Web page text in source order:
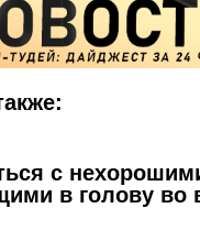
с
в голову во